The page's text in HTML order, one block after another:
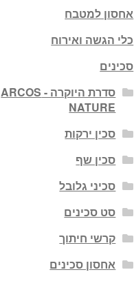
אחסון למטבח
כלי הגשה ואירוח
סכינים
סדרת היוקרה - ARCOS
NATURE
סכין ירקות
סכין שף
סכיני גלובל
סט סכינים
קרשי חיתוך
אחסון סכינים